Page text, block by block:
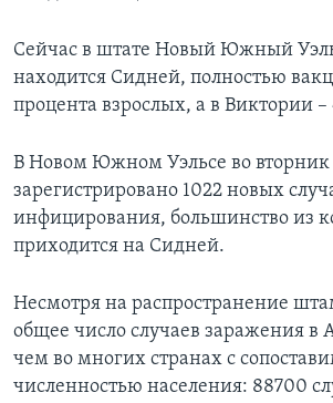
Сейчас в штате Новый Южный
находится Сидней, полностью
процента взрослых, а в Виктории –
В Новом Южном Уэльсе во вторник
зарегистрировано 1022 новых
инфицирования, большинство из
приходится на Сидней.
Несмотря на распространение
общее число случаев заражения в
чем во многих странах с
численностью населения: 88700